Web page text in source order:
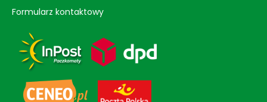
Formularz kontaktowy